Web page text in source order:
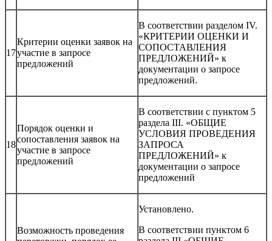
17
Критерии оценки заявок на
участие в запросе
предложений
В соответствии разделом IV.
«КРИТЕРИИ ОЦЕНКИ И
СОПОСТАВЛЕНИЯ
ПРЕДЛОЖЕНИЙ» к
документации о запросе
предложений.
18
Порядок оценки и
сопоставления заявок на
участие в запросе
предложений
В соответствии с пунктом 5
раздела III. «ОБЩИЕ
УСЛОВИЯ ПРОВЕДЕНИЯ
ЗАПРОСА
ПРЕДЛОЖЕНИЙ» к
документации о запросе
предложений
Возможность проведения
Установлено.
В соответствии пунктом 6